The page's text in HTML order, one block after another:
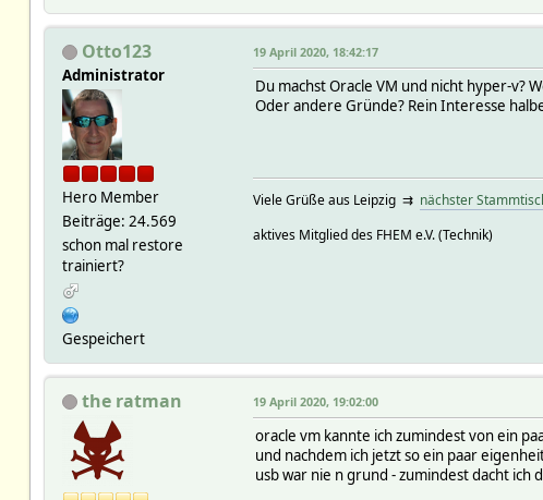
Otto123
Administrator
Hero Member
Beiträge: 24.569
schon mal restore
trainiert?
Gespeichert
19 April 2020, 18:42:17
Du machst Oracle VM und nicht hyper-v?
Oder andere Gründe? Rein Interesse
Viele Grüße aus Leipzig ⇉ nächster
aktives Mitglied des FHEM e.V. (Technik)
the ratman 19 April 2020, 19:02:00
oracle vm kannte ich zumindest von ein
und nachdem ich jetzt so ein paar
usb war nie n grund - zumindest dacht ich